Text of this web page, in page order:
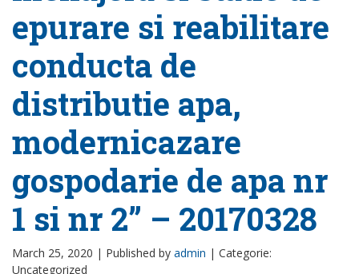
epurare si reabilitare
conducta de
distributie apa,
modernicazare
gospodarie de apa nr
1 si nr 2” – 20170328
March 25, 2020 | Published by admin | Categorie:
Uncategorized